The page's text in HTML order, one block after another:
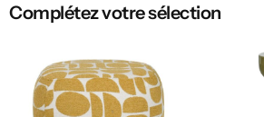
Complétez votre sélection